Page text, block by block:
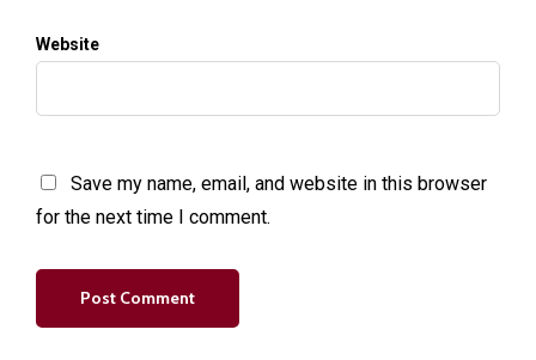
Website
Save my name, email, and website in this browser
for the next time I comment.